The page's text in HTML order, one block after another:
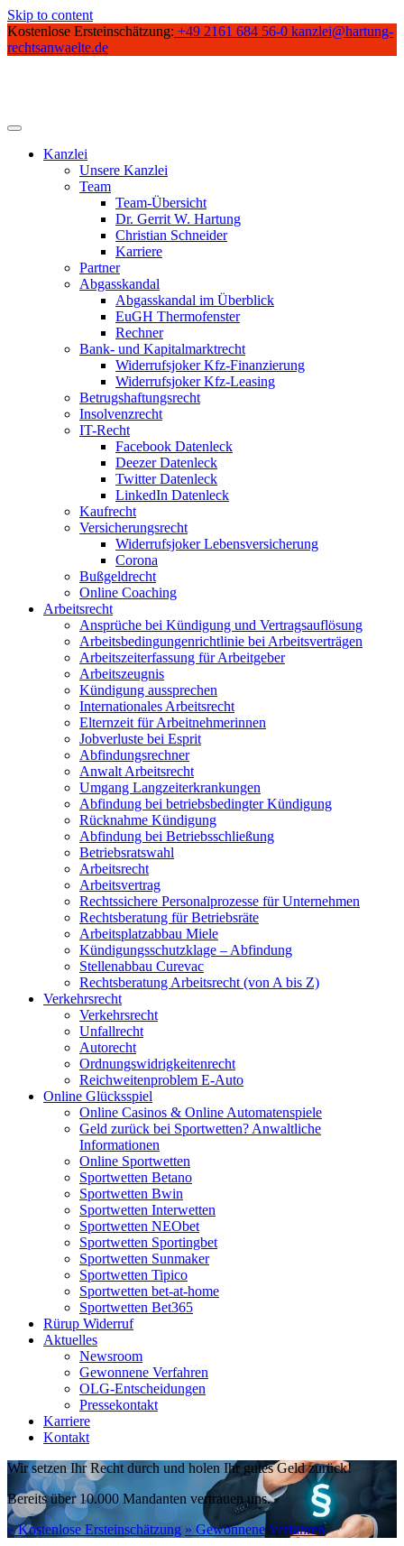
Skip to content
Kostenlose Ersteinschätzung: +49 2161 684 56-0 kanzlei@hartung-
rechtsanwaelte.de
Kanzlei
Unsere Kanzlei
Team
Team-Übersicht
Dr. Gerrit W. Hartung
Christian Schneider
Karriere
Partner
Abgasskandal
Abgasskandal im Überblick
EuGH Thermofenster
Rechner
Bank- und Kapitalmarktrecht
Widerrufsjoker Kfz-Finanzierung
Widerrufsjoker Kfz-Leasing
Betrugshaftungsrecht
Insolvenzrecht
IT-Recht
Facebook Datenleck
Deezer Datenleck
Twitter Datenleck
LinkedIn Datenleck
Kaufrecht
Versicherungsrecht
Widerrufsjoker Lebensversicherung
Corona
Bußgeldrecht
Online Coaching
Arbeitsrecht
Ansprüche bei Kündigung und Vertragsauflösung
Arbeitsbedingungenrichtlinie bei Arbeitsverträgen
Arbeitszeiterfassung für Arbeitgeber
Arbeitszeugnis
Kündigung aussprechen
Internationales Arbeitsrecht
Elternzeit für Arbeitnehmerinnen
Jobverluste bei Esprit
Abfindungsrechner
Anwalt Arbeitsrecht
Umgang Langzeiterkrankungen
Abfindung bei betriebsbedingter Kündigung
Rücknahme Kündigung
Abfindung bei Betriebsschließung
Betriebsratswahl
Arbeitsrecht
Arbeitsvertrag
Rechtssichere Personalprozesse für Unternehmen
Rechtsberatung für Betriebsräte
Arbeitsplatzabbau Miele
Kündigungsschutzklage – Abfindung
Stellenabbau Curevac
Rechtsberatung Arbeitsrecht (von A bis Z)
Verkehrsrecht
Verkehrsrecht
Unfallrecht
Autorecht
Ordnungswidrigkeitenrecht
Reichweitenproblem E-Auto
Online Glücksspiel
Online Casinos & Online Automatenspiele
Geld zurück bei Sportwetten? Anwaltliche
Informationen
Online Sportwetten
Sportwetten Betano
Sportwetten Bwin
Sportwetten Interwetten
Sportwetten NEObet
Sportwetten Sportingbet
Sportwetten Sunmaker
Sportwetten Tipico
Sportwetten bet-at-home
Sportwetten Bet365
Rürup Widerruf
Aktuelles
Newsroom
Gewonnene Verfahren
OLG-Entscheidungen
Pressekontakt
Karriere
Kontakt
Wir setzen Ihr Recht durch und holen Ihr gutes Geld zurück!
Bereits über 10.000 Mandanten vertrauen uns.
» Kostenlose Ersteinschätzung » Gewonnene Verfahren